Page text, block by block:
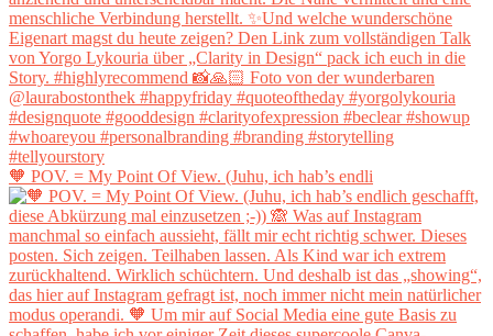
🧡 POV. = My Point Of View. (Juhu, ich hab’s endli